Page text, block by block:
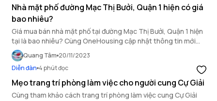
Nhà mặt phố đường Mạc Thị Bưởi, Quận 1 hiện có giá
bao nhiêu?
Giá mua bán nhà mặt phố tại đường Mạc Thị Bưởi, Quận 1 hiện
tại là bao nhiêu? Cùng OneHousing cập nhật thông tin mới
nhất về giá mua bán bất động sản TP HCM qua bài viết sau.
Quang Tâm 20/11/2023
Diễn đàn 4 phút đọc
Mẹo trang trí phòng làm việc cho người cung Cự Giải
Cùng tham khảo cách trang trí phòng làm việc cung Cự Giải